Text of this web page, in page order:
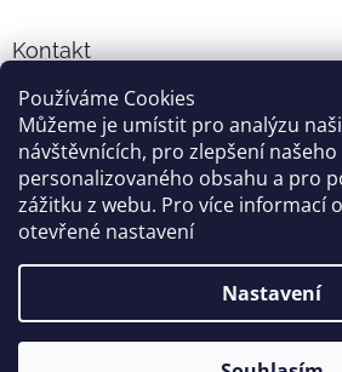
Používáme Cookies
Můžeme je umístit pro analýzu
návštěvnících, pro zlepšení
personalizovaného obsahu a pro
zážitku z webu. Pro více informací
otevřené nastavení
Nastavení
Kontakt
info@cyklo-obleceni.cz
+420777081700
jsme na facebooku
Copyright 2026cyklo-obleceni.cz.